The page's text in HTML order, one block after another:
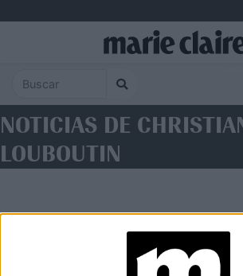
NOTICIAS DE
LOUBOUTIN